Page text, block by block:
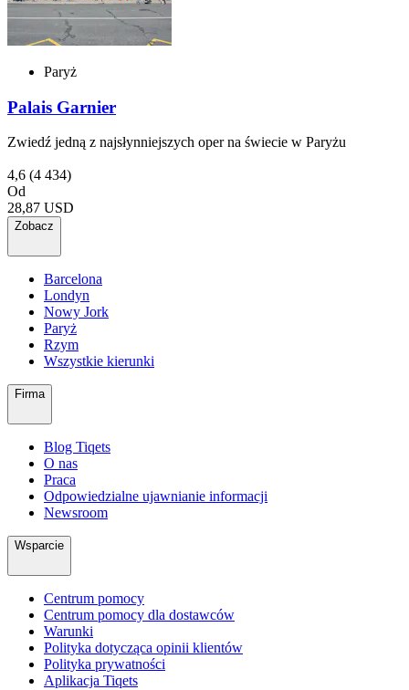
Paryż
Palais Garnier
Zwiedź jedną z najsłynniejszych oper na świecie w Paryżu
4,6 (4 434)
Od
28,87 USD
Zobacz
Barcelona
Londyn
Nowy Jork
Paryż
Rzym
Wszystkie kierunki
Firma
Blog Tiqets
O nas
Praca
Odpowiedzialne ujawnianie informacji
Newsroom
Wsparcie
Centrum pomocy
Centrum pomocy dla dostawców
Warunki
Polityka dotycząca opinii klientów
Polityka prywatności
Aplikacja Tiqets